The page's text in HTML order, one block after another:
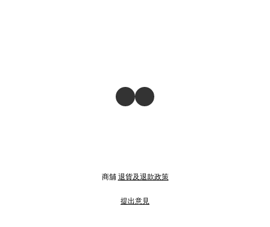
商舖退貨及退款政策
提出意見